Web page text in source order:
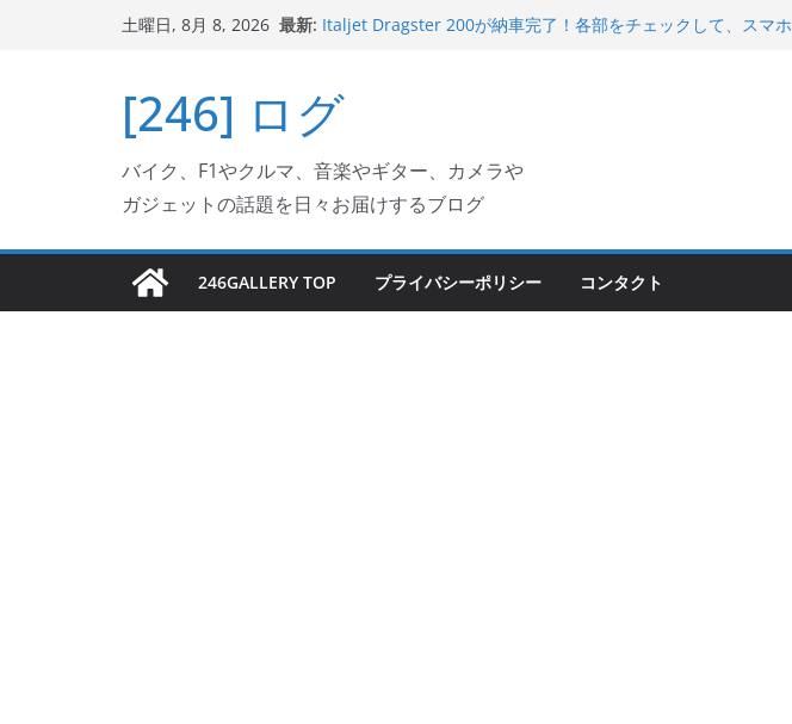
キ
プ
土曜日, 8月 8, 2026 最新: Italjet Dragster 200が納車完了！各部をチェックして、スマホ
Ken Block 逝去
岩手県奥州市へのふるさと納税で KGR HARMONY 南部鉄器エ
Italjet Dragster 200のフロントISSサスの動きが判ったらコーナ
リングが楽しくなった
[246] ログ
バイク、F1やクルマ、音楽やギター、カメラや
ガジェットの話題を日々お届けするブログ
246GALLERY TOP プライバシーポリシー コンタクト